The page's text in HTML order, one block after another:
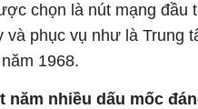
chọn là nút mạng đầu
và phục vụ như là Trung
1968.
năm nhiều dấu mốc